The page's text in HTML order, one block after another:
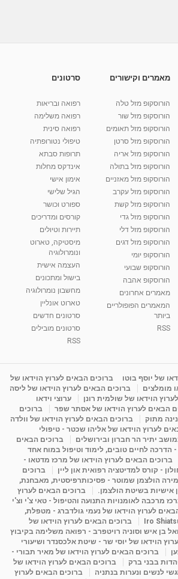
- יוגה בדרך שלך
10:17
ללא קמח
אלכסנדר וטאי צ'י
2,738 צפיות
01:46
ויעוץ רוחני - נומרולוגית
2,315 צפיות
משמעות חודש הלידה -
09:12
- היכרות עם האני הפנימי
15:49
הלב" בהרצליה-
צפיות
מאמרים וקישורים
הורוסקופ מזל טלה
הורוסקופ מזל שור
הורוסקופ מזל תאומים
הורוסקופ מזל סרטן
הורוסקופ מזל אריה
הורוסקופ מזל בתולה
הורוסקופ מזל מאזניים
הורוסקופ מזל עקרב
הורוסקופ מזל קשת
הורוסקופ מזל גדי
הורוסקופ מזל דלי
הורוסקופ מזל דגים
הורוסקופ יומי
הורוסקופ שבועי
הורוסקופ אהבה
מאמרים אחרונים
המאמרים הפופולריים
ביותר
RSS
סרטונים
רפואה ובריאות
רפואה משלימה
רפואה סינית
טיפולי נטורופתיה
תרופות סבתא
אינדקס מחלות
אימון אישי
הגיל שלישי
ספורט וכושר
קורסים ומדריכים
תיירות וטיולים
מיסטיקה, טארוט
ונומרולוגיה
העצמה אישית
בישול ומתכונים
מחשבון נומרולוגיה
טארוט אונליין
סרטונים חדשים
סרטונים מובילים
RSS
של יוסף בוטו
ברוכים הבאים לערוץ הוידאו של
מומלצים
ברוכים הבאים לערוץ הוידאו של ליסה
הוידאו של שולמית רונן
ערוצי וידאו
הבאים לערוץ הוידאו של אסתר שפר
ברוכים
מתוק
ברוכים הבאים לערוץ הוידאו של וולדה
לערוץ הוידאו של אליהו שכטר - טיפולי
יתיר הר חברון ובירושלים
ברוכים הבאים
- הדרכה לחיים טובים, לימוד וטיפול במוח אחד
ברוכים הבאים לערוץ הוידאו של מרכז מדטאו -
- קורס למדיטציה רפואית און ליין
ברוכים
הולצמן שמוטר - פסיכותרפיסטית, מאבחנת,
אישיות בשיטת הולצמן.
ברוכים הבאים לערוץ
מרכבה לאומנויות התנועה והטיפול - טאי צ'י וצ'י
לערוץ הוידאו של נעמי גולדברג - מטפלת,
ברוכים הבאים לערוץ הוידאו של
בן איש וסוניה רויטפרב - רפואה משלימה בקיבוץ
הוידאו של יוסי שר - שיטת אלכסנדר ושיעורי
ברוכים הבאים לערוץ הוידאו של מאיר תבורי -
בבני ברק
ברוכים הבאים לערוץ הוידאו של
לנשים ונערות בנתניה
ברוכים הבאים לערוץ